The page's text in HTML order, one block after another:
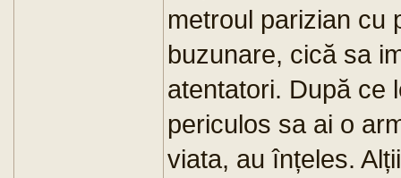
metroul parizian cu
buzunare, cică sa
atentatori. După ce
periculos sa ai o
viata, au înțeles.